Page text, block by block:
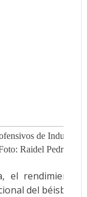
de
Raidel Pedrera.
el rendimiento
del béisbol